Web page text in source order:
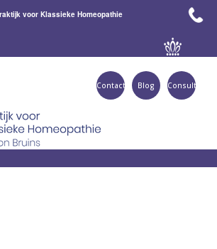
voor Klassieke Homeopathie
Consult
Blog
Contact